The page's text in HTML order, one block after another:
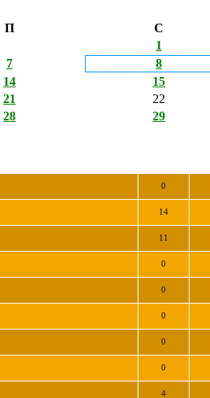
П С
1
7 8
14 15
21 22
28 29
0
14
11
0
0
0
0
0
4